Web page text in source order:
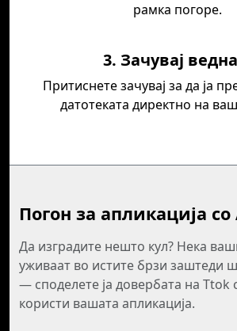
рамка погоре.
3. Зачувај
Притиснете зачувај за да ја
датотеката директно на
Погон за апликација
Да изградите нешто кул? Нека
уживаат во истите брзи заштеди
— споделете ја довербата на Ttok
користи вашата апликација.